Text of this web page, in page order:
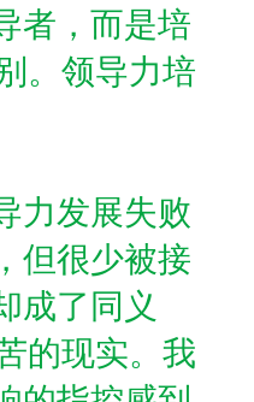
者，而是培
。领导力培
力发展失败
但很少被接
成了同义
的现实。我